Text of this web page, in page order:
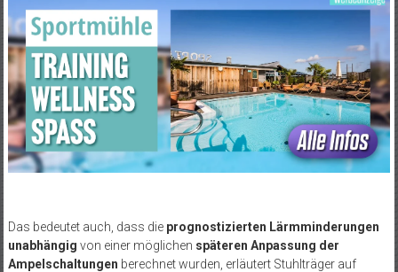
Das bedeutet auch, dass die prognostizierten Lärmminderungen
unabhängig von einer möglichen späteren Anpassung der
Ampelschaltungen berechnet wurden, erläutert Stuhlträger auf